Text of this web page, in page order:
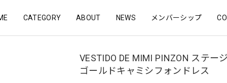
CATEGORY ABOUT NEWS メンバーシップ
VESTIDO DE MIMI PINZON ステ
ゴールドキャミシフォンドレス